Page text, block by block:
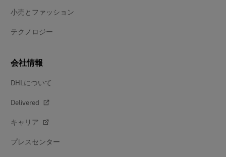
小売とファッション
テクノロジー
会社情報
DHLについて
Delivered
キャリア
プレスセンター